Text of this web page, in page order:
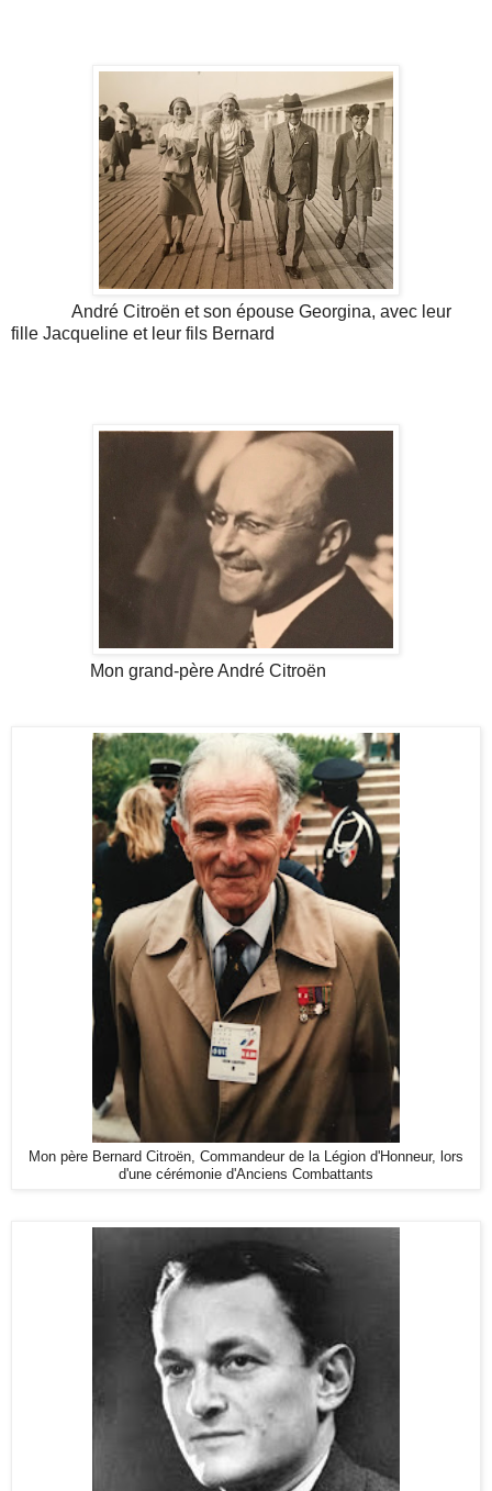
André Citroën et son épouse Georgina, avec leur
fille Jacqueline et leur fils Bernard
Mon grand-père André Citroën
Mon père Bernard Citroën, Commandeur de la Légion d'Honneur, lors
d'une cérémonie d'Anciens Combattants